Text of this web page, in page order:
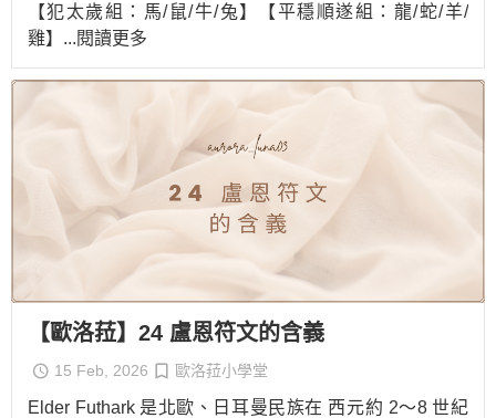
【犯太歲組：馬/鼠/牛/兔】【平穩順遂組：龍/蛇/羊/
雞】 ...閱讀更多
【歐洛菈】24 盧恩符文的含義
15 Feb, 2026 歐洛菈小學堂
Elder Futhark 是北歐、日耳曼民族在 西元約 2～8 世紀